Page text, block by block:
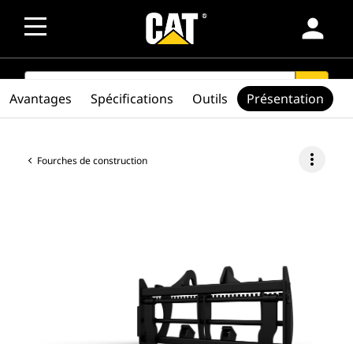
person
SEARCH search
Fourches de construction more_vert
Avantages Spécifications Outils Présentation